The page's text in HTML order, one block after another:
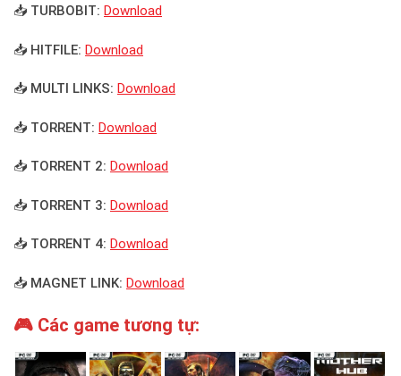
📥 TURBOBIT: Download
📥 HITFILE: Download
📥 MULTI LINKS: Download
📥 TORRENT: Download
📥 TORRENT 2: Download
📥 TORRENT 3: Download
📥 TORRENT 4: Download
📥 MAGNET LINK: Download
🎮 Các game tương tự: